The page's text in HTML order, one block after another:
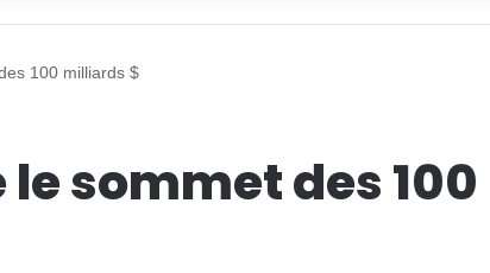
100 milliards $
sommet des 100